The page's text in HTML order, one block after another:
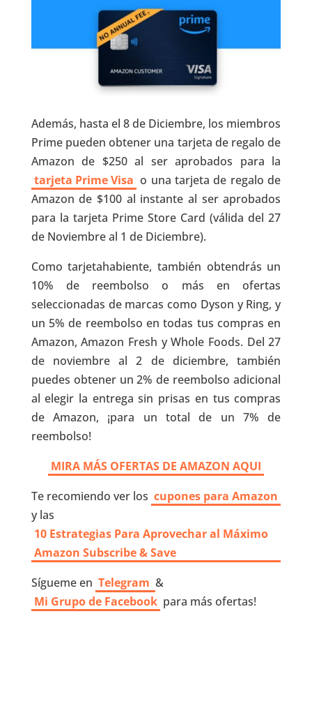
Además, hasta el 8 de Diciembre, los miembros
Prime pueden obtener una tarjeta de regalo de
Amazon de $250 al ser aprobados para la
tarjeta Prime Visa o una tarjeta de regalo de
Amazon de $100 al instante al ser aprobados
para la tarjeta Prime Store Card (válida del 27
de Noviembre al 1 de Diciembre).
Como tarjetahabiente, también obtendrás un
10% de reembolso o más en ofertas
seleccionadas de marcas como Dyson y Ring, y
un 5% de reembolso en todas tus compras en
Amazon, Amazon Fresh y Whole Foods. Del 27
de noviembre al 2 de diciembre, también
puedes obtener un 2% de reembolso adicional
al elegir la entrega sin prisas en tus compras
de Amazon, ¡para un total de un 7% de
reembolso!
MIRA MÁS OFERTAS DE AMAZON AQUI
Te recomiendo ver los cupones para Amazon
y las
10 Estrategias Para Aprovechar al Máximo
Amazon Subscribe & Save
Sígueme en Telegram &
Mi Grupo de Facebook para más ofertas!